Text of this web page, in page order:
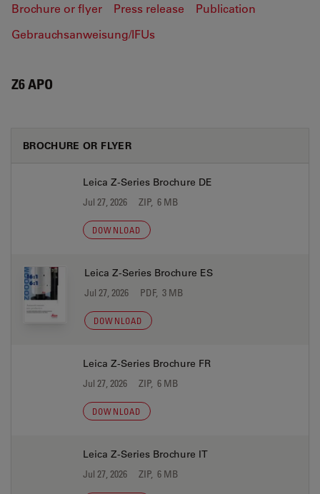
Brochure or flyer Press release
Publication
Gebrauchsanweisung/IFUs
Z6 APO
BROCHURE OR FLYER
Leica Z-Series Brochure DE
Jul 27, 2026 ZIP, 6 MB
DOWNLOAD
Leica Z-Series Brochure ES
Jul 27, 2026 PDF, 3 MB
DOWNLOAD
Leica Z-Series Brochure FR
Jul 27, 2026 ZIP, 6 MB
DOWNLOAD
Leica Z-Series Brochure IT
Jul 27, 2026 ZIP, 6 MB